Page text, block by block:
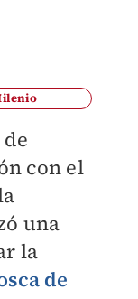
con el
una
la
de